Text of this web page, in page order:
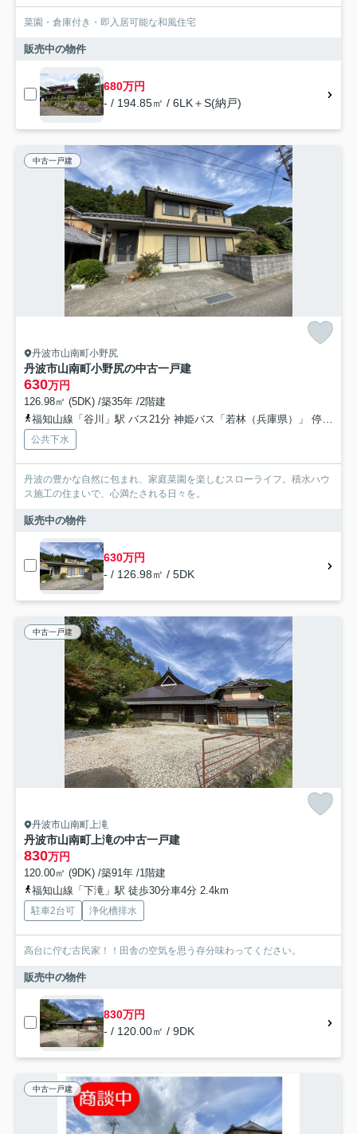
菜園・倉庫付き・即入居可能な和風住宅
販売中の物件
680万円
- / 194.85㎡ / 6LK＋S(納戸)
中古一戸建
丹波市山南町小野尻
丹波市山南町小野尻の中古一戸建
630万円
126.98㎡ (5DK) /築35年 /2階建
福知山線「谷川」駅 バス21分 神姫バス「若林（兵庫県）」 停歩5分車16分 9.6km
公共下水
丹波の豊かな自然に包まれ、家庭菜園を楽しむスローライフ。積水ハウ
ス施工の住まいで、心満たされる日々を。
販売中の物件
630万円
- / 126.98㎡ / 5DK
中古一戸建
丹波市山南町上滝
丹波市山南町上滝の中古一戸建
830万円
120.00㎡ (9DK) /築91年 /1階建
福知山線「下滝」駅 徒歩30分車4分 2.4km
駐車2台可 浄化槽排水
高台に佇む古民家！！田舎の空気を思う存分味わってください。
販売中の物件
830万円
- / 120.00㎡ / 9DK
中古一戸建